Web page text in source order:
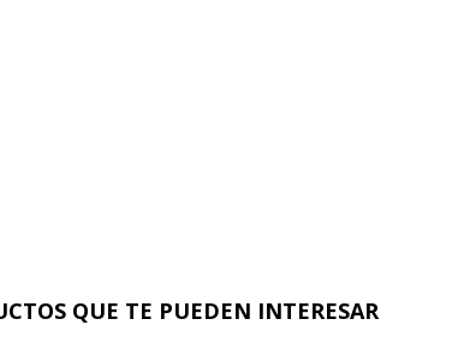
QUE TE PUEDEN INTERESAR